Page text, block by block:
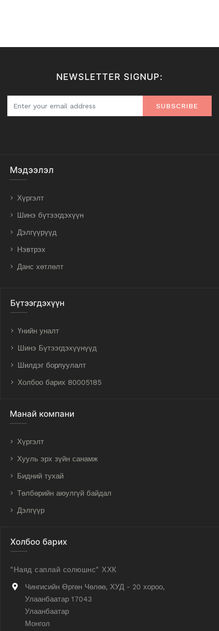
NEWSLETTER SIGNUP:
SUBSCRIBE
Мэдээлэл
Хүргэлт
Шинэ бүтээгдэхүүн
Дэлгүүрүүд
Нэвтрэх
Данс хөтлөлт
Бүтээгдэхүүн
Үнийн уналт
Шинэ Бүтээгдэхүүнүүд
Шилдэг борлуулалт
Холбоо барих 80005185
Манай компани
Хүргэлт
Хууль эрх зүйн санамж
Бидний тухай
Төлбөрийн аюулгүй байдал
Дэлгүүр
Холбоо барих
"Наяд саплай солюшнс" ХХК
Чингисийн Өргөн Чөлөө, ХУД - 20 хороо,
Улаанбаатар 17043
Улаанбаатар
Монгол